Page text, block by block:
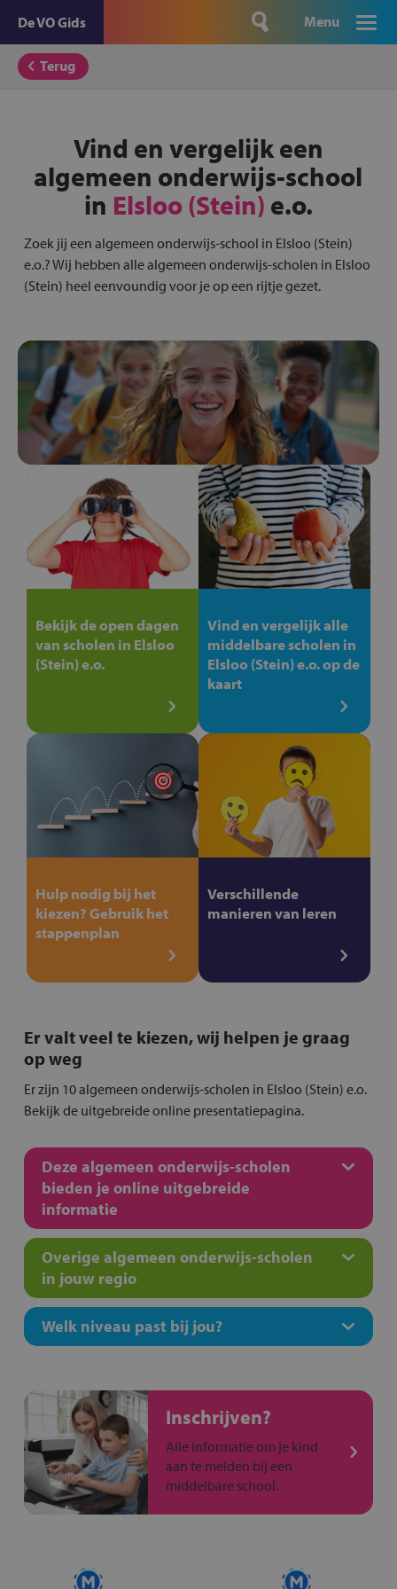
De VO Gids Menu
Terug
Vind en vergelijk een
algemeen onderwijs-school
in Elsloo (Stein) e.o.
Zoek jij een algemeen onderwijs-school in Elsloo (Stein)
e.o.? Wij hebben alle algemeen onderwijs-scholen in Elsloo
(Stein) heel eenvoundig voor je op een rijtje gezet.
Bekijk de open dagen
van scholen in Elsloo
(Stein) e.o.
Vind en vergelijk alle
middelbare scholen in
Elsloo (Stein) e.o. op de
kaart
Hulp nodig bij het
kiezen? Gebruik het
stappenplan
Verschillende
manieren van leren
Er valt veel te kiezen, wij helpen je graag
op weg
Er zijn 10 algemeen onderwijs-scholen in Elsloo (Stein) e.o.
Bekijk de uitgebreide online presentatiepagina.
Deze algemeen onderwijs-scholen
bieden je online uitgebreide
informatie
Overige algemeen onderwijs-scholen
in jouw regio
Welk niveau past bij jou?
Inschrijven?
Alle informatie om je kind
aan te melden bij een
middelbare school.